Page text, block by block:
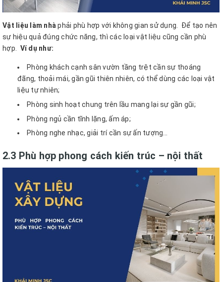
Vật liệu làm nhàphải phù hợp với không gian sử dụng. Để tạo nên
sự hiệu quả đúng chức năng, thì các loại vật liệu cũng cần phù
hợp. Ví dụ như:
Phòng khách cạnh sân vườn tầng trệt cần sự thoáng
đãng, thoải mái, gần gũi thiên nhiên, có thể dùng các loại vật
liệu tự nhiên;
Phòng sinh hoạt chung trên lầu mang lại sự gần gũi;
Phòng ngủ cần tĩnh lặng, ấm áp;
Phòng nghe nhạc, giải trí cần sự ấn tượng…
2.3 Phù hợp phong cách kiến trúc – nội thất